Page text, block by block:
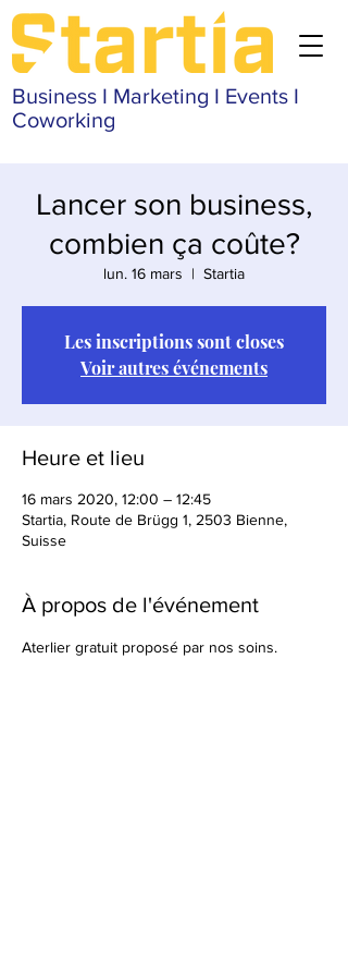
Business I Marketing I Events I
Coworking
Lancer son business,
combien ça coûte?
lun. 16 mars
  |
Startia
Les inscriptions sont closes
Voir autres événements
Heure et lieu
16 mars 2020, 12:00 – 12:45
Startia, Route de Brügg 1, 2503 Bienne,
Suisse
À propos de l'événement
Aterlier gratuit proposé par nos soins.